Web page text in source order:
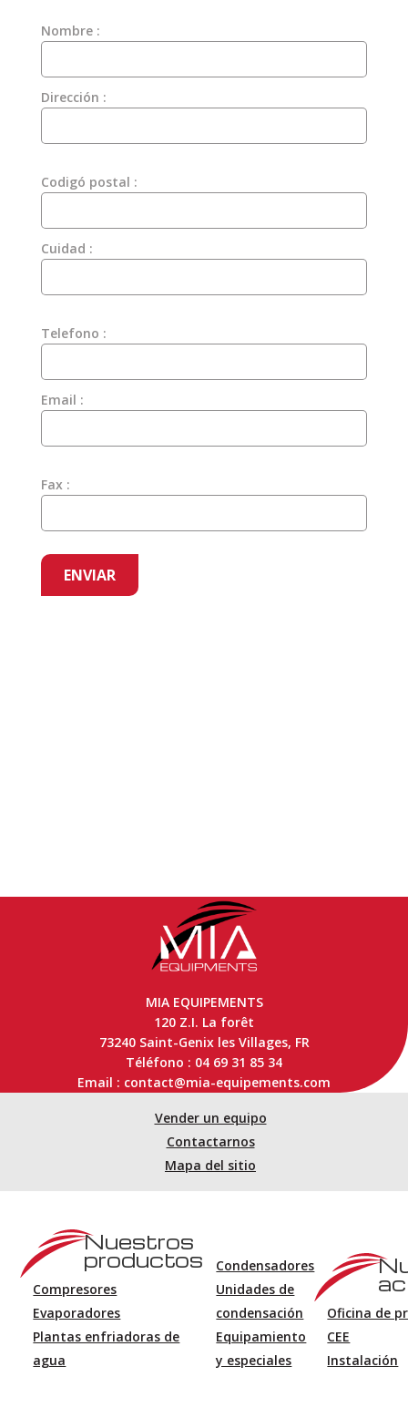
Nombre :
Dirección :
Codigó postal :
Cuidad :
Telefono :
Email :
Fax :
MIA EQUIPEMENTS
120 Z.I. La forêt
73240 Saint-Genix les Villages, FR
Téléfono : 04 69 31 85 34
Email : contact@mia-equipements.com
Vender un equipo
Contactarnos
Mapa del sitio
Nuestros
productos
Compresores
Evaporadores
Plantas enfriadoras de
agua
Condensadores
Unidades de
condensación
Equipamiento
y especiales
Oficina de
CEE
Instalación